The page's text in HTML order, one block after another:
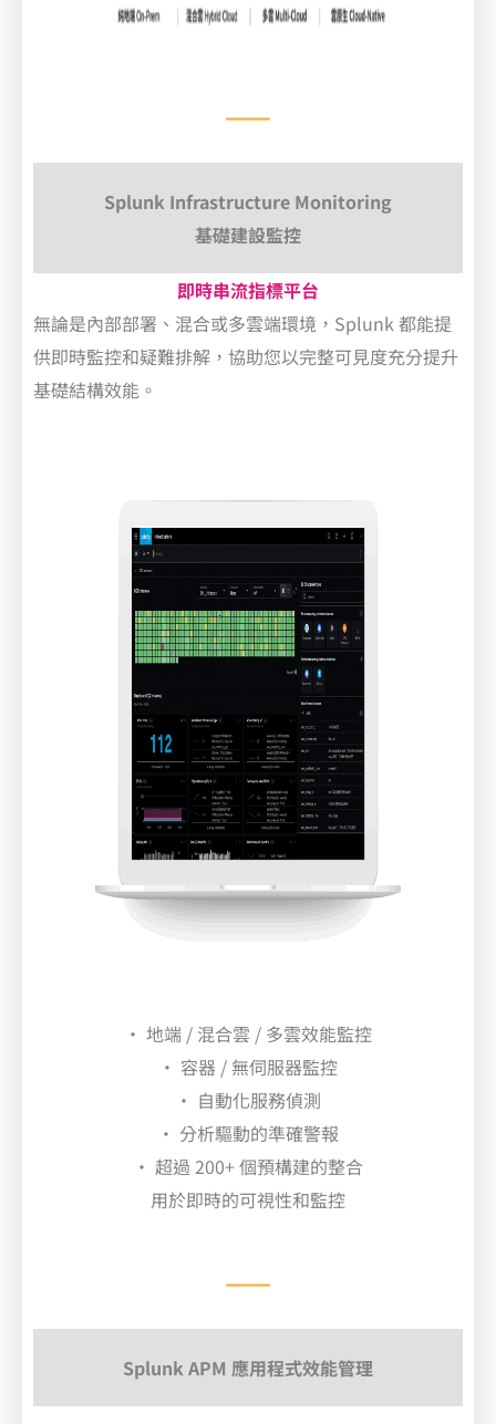
Splunk Infrastructure Monitoring
基礎建設監控
即時串流指標平台
無論是內部部署、混合或多雲端環境，Splunk 都能提
供即時監控和疑難排解，協助您以完整可見度充分提升
基礎結構效能。
• 地端 / 混合雲 / 多雲效能監控
• 容器 / 無伺服器監控
• 自動化服務偵測
• 分析驅動的準確警報
• 超過 200+ 個預構建的整合
用於即時的可視性和監控
Splunk APM 應用程式效能管理